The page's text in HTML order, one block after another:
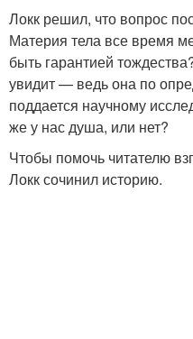
Локк решил, что вопрос
Материя тела все время
быть гарантией
увидит — ведь она по
поддается научному
же у нас душа, или нет?
Чтобы помочь читателю
Локк сочинил историю.